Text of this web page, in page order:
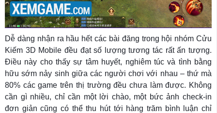
Dễ dàng nhận ra hầu hết các bài đăng trong hội nhóm Cửu
Kiếm 3D Mobile đều đạt số lượng tương tác rất ấn tượng.
Điều này cho thấy sự tâm huyết, nghiêm túc và tình bằng
hữu sớm nảy sinh giữa các người chơi với nhau – thứ mà
80% các game trên thị trường đều chưa làm được. Không
cần gì nhiều, chỉ cần một lời chào, một bức ảnh check-in
đơn giản cũng có thể thu hút tới hàng trăm bình luận chỉ